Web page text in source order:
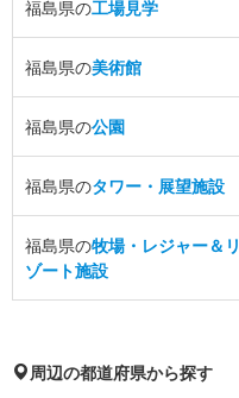
福島県の工場見学
福島県の美術館
福島県の公園
福島県のタワー・展望施設
福島県の牧場・レジャー＆リ
ゾート施設
周辺の都道府県から探す